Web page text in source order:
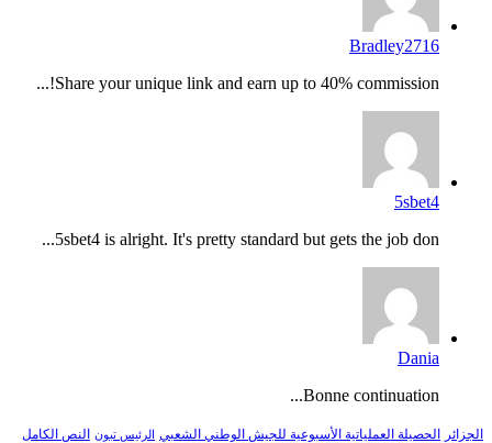
Bradley2716
Share your unique link and earn up to 40% commission!...
5sbet4
5sbet4 is alright. It's pretty standard but gets the job don...
Dania
Bonne continuation...
الجزائر الحصيلة العملياتية الأسبوعية للجيش الوطني الشعبي الرئيس تبون النص الكامل